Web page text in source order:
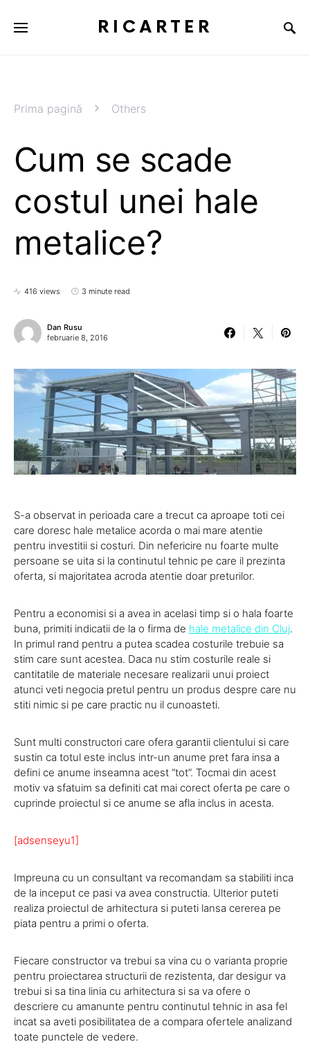
RICARTER
Prima pagină Others
Cum se scade
costul unei hale
metalice?
416 views 3 minute read
Dan Rusu
februarie 8, 2016
S-a observat in perioada care a trecut ca aproape toti cei
care doresc hale metalice acorda o mai mare atentie
pentru investitii si costuri. Din nefericire nu foarte multe
persoane se uita si la continutul tehnic pe care il prezinta
oferta, si majoritatea acroda atentie doar preturilor.
Pentru a economisi si a avea in acelasi timp si o hala foarte
buna, primiti indicatii de la o firma de hale metalice din Cluj.
In primul rand pentru a putea scadea costurile trebuie sa
stim care sunt acestea. Daca nu stim costurile reale si
cantitatile de materiale necesare realizarii unui proiect
atunci veti negocia pretul pentru un produs despre care nu
stiti nimic si pe care practic nu il cunoasteti.
Sunt multi constructori care ofera garantii clientului si care
sustin ca totul este inclus intr-un anume pret fara insa a
defini ce anume inseamna acest “tot”. Tocmai din acest
motiv va sfatuim sa definiti cat mai corect oferta pe care o
cuprinde proiectul si ce anume se afla inclus in acesta.
[adsenseyu1]
Impreuna cu un consultant va recomandam sa stabiliti inca
de la inceput ce pasi va avea constructia. Ulterior puteti
realiza proiectul de arhitectura si puteti lansa cererea pe
piata pentru a primi o oferta.
Fiecare constructor va trebui sa vina cu o varianta proprie
pentru proiectarea structurii de rezistenta, dar desigur va
trebui si sa tina linia cu arhitectura si sa va ofere o
descriere cu amanunte pentru continutul tehnic in asa fel
incat sa aveti posibilitatea de a compara ofertele analizand
toate punctele de vedere.